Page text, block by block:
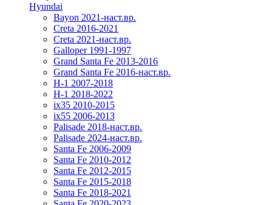
Hyundai
Bayon 2021-наст.вр.
Creta 2016-2021
Creta 2021-наст.вр.
Galloper 1991-1997
Grand Santa Fe 2013-2016
Grand Santa Fe 2016-наст.вр.
H-1 2007-2018
H-1 2018-2022
ix35 2010-2015
ix55 2006-2013
Palisade 2018-наст.вр.
Palisade 2024-наст.вр.
Santa Fe 2006-2009
Santa Fe 2010-2012
Santa Fe 2012-2015
Santa Fe 2015-2018
Santa Fe 2018-2021